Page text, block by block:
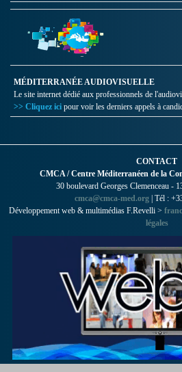
MÉDITERRANÉE AUDIOVISUELLE
Le site internet dédié aux professionnels de
>> Cliquez ici pour voir les derniers appels à
CONTACT
CMCA / Centre Méditerranéen de la
30 boulevard Georges Clemenceau -
cmca@cmca-med.org | Tél :
Développement web & multimédias F.Revelli >
légales